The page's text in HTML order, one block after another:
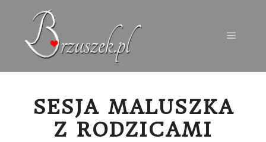
SESJA MALUSZKA
Z RODZICAMI